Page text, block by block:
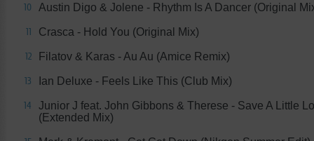
10 Austin Digo & Jolene - Rhythm Is A Dancer (Original
11 Crasca - Hold You (Original Mix)
12 Filatov & Karas - Au Au (Amice Remix)
13 Ian Deluxe - Feels Like This (Club Mix)
14
Junior J feat. John Gibbons & Therese - Save A Little
(Extended Mix)